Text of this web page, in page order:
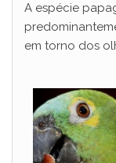
A espécie
em torno dos